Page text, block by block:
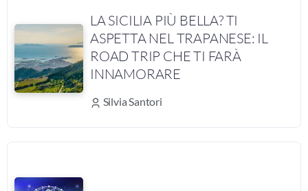
LA SICILIA PIÙ BELLA? TI
ASPETTA NEL TRAPANESE: IL
ROAD TRIP CHE TI FARÀ
INNAMORARE
Silvia Santori